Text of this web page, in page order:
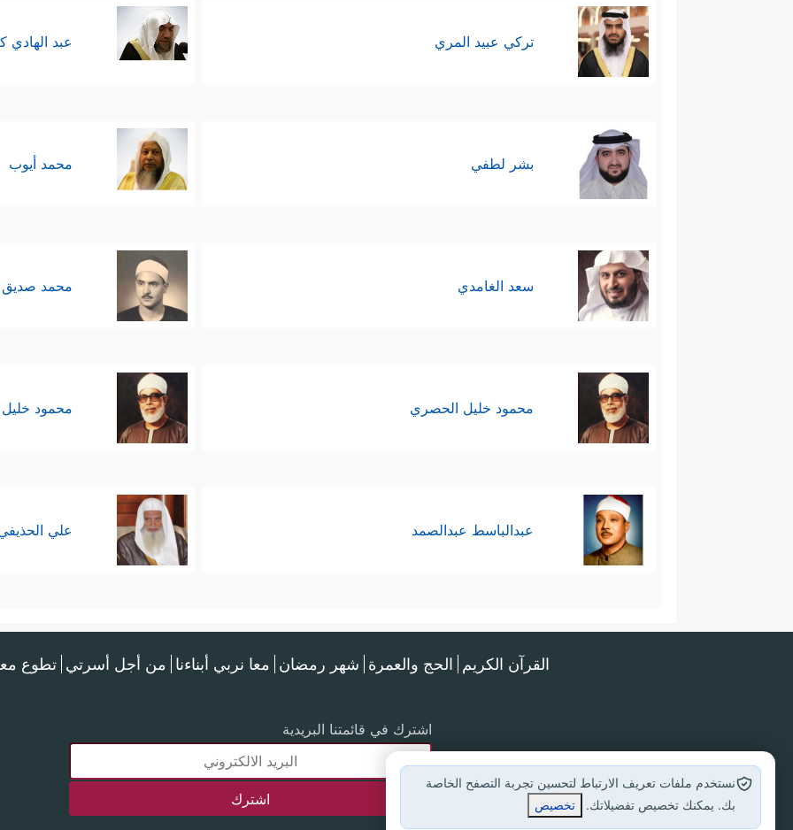
تركي عبيد المري عبد الهادي
بشر لطفي محمد أيوب
سعد الغامدي محمد صديق
محمود خليل الحصري محمود
عبدالباسط عبدالصمد علي
القرآن الكريم الحج والعمرة شهر رمضان معا نربي أبناءنا من أجل أسرتي تطوع
اشترك في قائمتنا البريدية
نستخدم ملفات تعريف الارتباط لتحسين تجربة التصفح الخاصة
بك. يمكنك تخصيص تفضيلاتك.
تخصيص